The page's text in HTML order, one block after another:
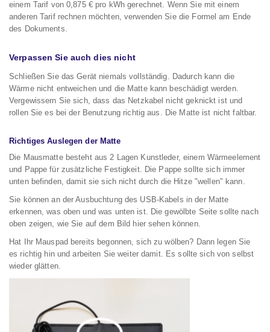
einem Tarif von 0,875 € pro kWh gerechnet. Wenn Sie mit einem
anderen Tarif rechnen möchten, verwenden Sie die Formel am Ende
des Dokuments.
Verpassen Sie auch dies nicht
Schließen Sie das Gerät niemals vollständig. Dadurch kann die
Wärme nicht entweichen und die Matte kann beschädigt werden.
Vergewissern Sie sich, dass das Netzkabel nicht geknickt ist und
rollen Sie es bei der Benutzung richtig aus. Die Matte ist nicht faltbar.
Richtiges Auslegen der Matte
Die Mausmatte besteht aus 2 Lagen Kunstleder, einem Wärmeelement
und Pappe für zusätzliche Festigkeit. Die Pappe sollte sich immer
unten befinden, damit sie sich nicht durch die Hitze "wellen" kann.
Sie können an der Ausbuchtung des USB-Kabels in der Matte
erkennen, was oben und was unten ist. Die gewölbte Seite sollte nach
oben zeigen, wie Sie auf dem Bild hier sehen können.
Hat Ihr Mauspad bereits begonnen, sich zu wölben? Dann legen Sie
es richtig hin und arbeiten Sie weiter damit. Es sollte sich von selbst
wieder glätten.